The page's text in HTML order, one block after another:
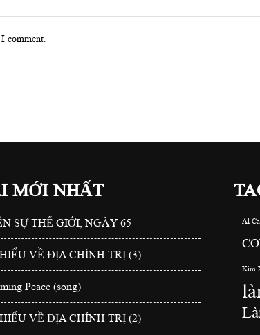
comment.
MỚI NHẤT
SỰ THẾ GIỚI, NGÀY 65
VỀ ĐỊA CHÍNH TRỊ (3)
Peace (song)
VỀ ĐỊA CHÍNH TRỊ (2)
Al
Kim